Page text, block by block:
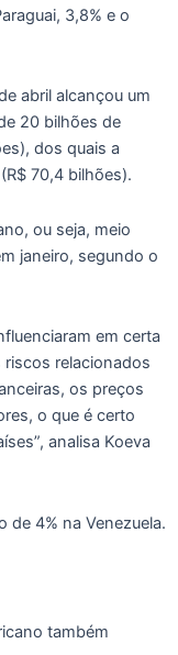
3,8% e o
abril alcançou um
20 bilhões de
dos quais a
70,4 bilhões).
ou seja, meio
janeiro, segundo o
em certa
relacionados
os preços
o que é certo
analisa Koeva
de 4% na Venezuela.
também